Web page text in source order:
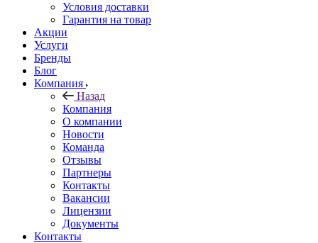
Условия доставки
Гарантия на товар
Акции
Услуги
Бренды
Блог
Компания
Назад
Компания
О компании
Новости
Команда
Отзывы
Партнеры
Контакты
Вакансии
Лицензии
Документы
Контакты